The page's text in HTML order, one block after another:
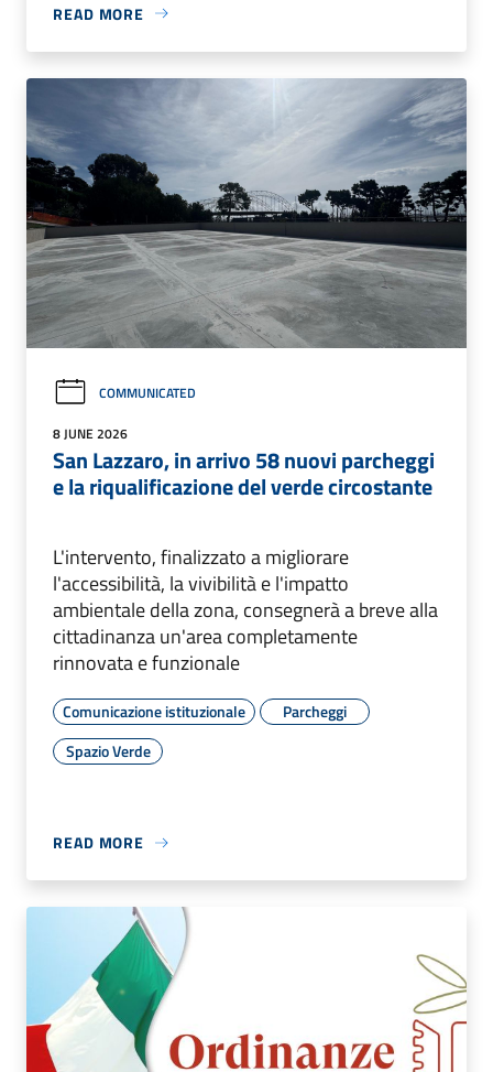
READ MORE
COMMUNICATED
8 JUNE 2026
San Lazzaro, in arrivo 58 nuovi parcheggi
e la riqualificazione del verde circostante
L'intervento, finalizzato a migliorare
l'accessibilità, la vivibilità e l'impatto
ambientale della zona, consegnerà a breve alla
cittadinanza un'area completamente
rinnovata e funzionale
Comunicazione istituzionale
Parcheggi
Spazio Verde
READ MORE